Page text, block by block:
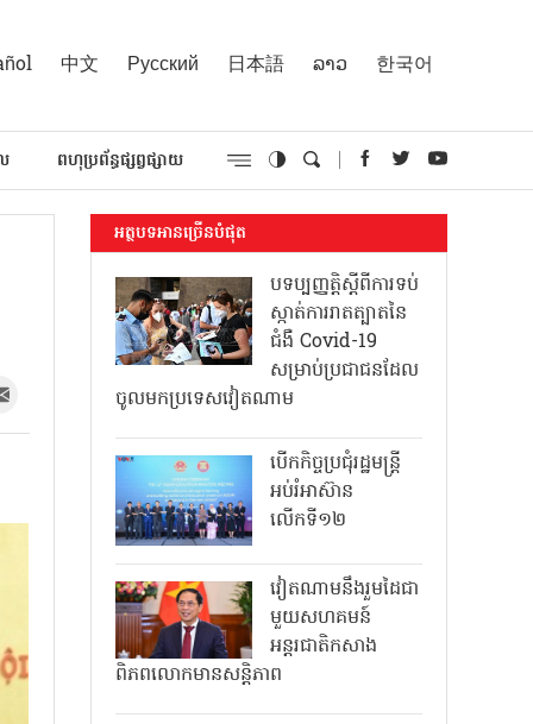
中文 Русский 日本語 ລາວ 한국어
ពហុប្រព័ន្ធផ្សព្វផ្សាយ
អត្ថបទអានច្រើនបំផុត
បទប្បញ្ញត្តិស្តីពីការទប់
ស្កាត់ការរាតត្បាតនៃ
ជំងឺ Covid-19
សម្រាប់ប្រជាជនដែល
ចូលមកប្រទេសវៀតណាម
បើកកិច្ចប្រជុំរដ្ឋមន្ត្រី
អប់រំអាស៊ាន
លើកទី១២
វៀតណាមនឹងរួមដៃជា
មួយសហគមន៍
អន្តរជាតិកសាង
ពិភពលោកមានសន្តិភាព